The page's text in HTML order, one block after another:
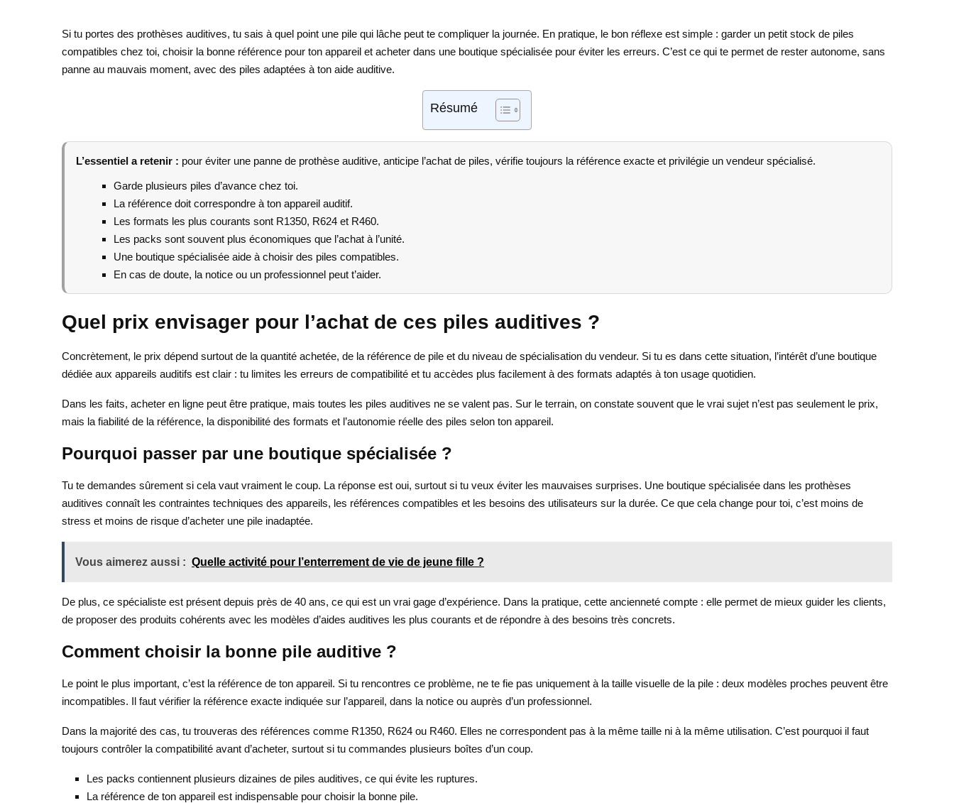
Si tu portes des prothèses auditives, tu sais à quel point une pile qui lâche peut te compliquer la journée. En pratique, le bon réflexe est simple : garder un petit stock de piles
compatibles chez toi, choisir la bonne référence pour ton appareil et acheter dans une boutique spécialisée pour éviter les erreurs. C’est ce qui te permet de rester autonome, sans
panne au mauvais moment, avec des piles adaptées à ton aide auditive.
Résumé
L’essentiel a retenir : pour éviter une panne de prothèse auditive, anticipe l’achat de piles, vérifie toujours la référence exacte et privilégie un vendeur spécialisé.
Garde plusieurs piles d’avance chez toi.
La référence doit correspondre à ton appareil auditif.
Les formats les plus courants sont R1350, R624 et R460.
Les packs sont souvent plus économiques que l’achat à l’unité.
Une boutique spécialisée aide à choisir des piles compatibles.
En cas de doute, la notice ou un professionnel peut t’aider.
Quel prix envisager pour l’achat de ces piles auditives ?
Concrètement, le prix dépend surtout de la quantité achetée, de la référence de pile et du niveau de spécialisation du vendeur. Si tu es dans cette situation, l’intérêt d’une boutique
dédiée aux appareils auditifs est clair : tu limites les erreurs de compatibilité et tu accèdes plus facilement à des formats adaptés à ton usage quotidien.
Dans les faits, acheter en ligne peut être pratique, mais toutes les piles auditives ne se valent pas. Sur le terrain, on constate souvent que le vrai sujet n’est pas seulement le prix,
mais la fiabilité de la référence, la disponibilité des formats et l’autonomie réelle des piles selon ton appareil.
Pourquoi passer par une boutique spécialisée ?
Tu te demandes sûrement si cela vaut vraiment le coup. La réponse est oui, surtout si tu veux éviter les mauvaises surprises. Une boutique spécialisée dans les prothèses
auditives connaît les contraintes techniques des appareils, les références compatibles et les besoins des utilisateurs sur la durée. Ce que cela change pour toi, c’est moins de
stress et moins de risque d’acheter une pile inadaptée.
Vous aimerez aussi : Quelle activité pour l’enterrement de vie de jeune fille ?
De plus, ce spécialiste est présent depuis près de 40 ans, ce qui est un vrai gage d’expérience. Dans la pratique, cette ancienneté compte : elle permet de mieux guider les clients,
de proposer des produits cohérents avec les modèles d’aides auditives les plus courants et de répondre à des besoins très concrets.
Comment choisir la bonne pile auditive ?
Le point le plus important, c’est la référence de ton appareil. Si tu rencontres ce problème, ne te fie pas uniquement à la taille visuelle de la pile : deux modèles proches peuvent être
incompatibles. Il faut vérifier la référence exacte indiquée sur l’appareil, dans la notice ou auprès d’un professionnel.
Dans la majorité des cas, tu trouveras des références comme R1350, R624 ou R460. Elles ne correspondent pas à la même taille ni à la même utilisation. C’est pourquoi il faut
toujours contrôler la compatibilité avant d’acheter, surtout si tu commandes plusieurs boîtes d’un coup.
Les packs contiennent plusieurs dizaines de piles auditives, ce qui évite les ruptures.
La référence de ton appareil est indispensable pour choisir la bonne pile.